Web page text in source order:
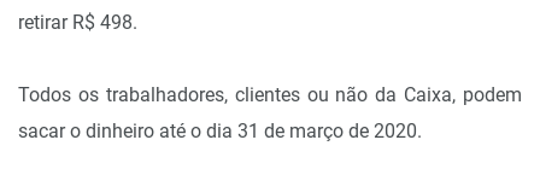
retirar R$ 498.
Todos os trabalhadores, clientes ou não da Caixa, podem
sacar o dinheiro até o dia 31 de março de 2020.